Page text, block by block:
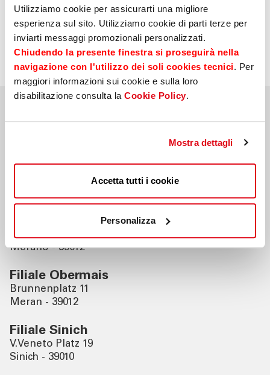
Utilizziamo cookie per assicurarti una migliore
esperienza sul sito. Utilizziamo cookie di parti terze per
inviarti messaggi promozionali personalizzati.
Chiudendo la presente finestra si proseguirà nella
navigazione con l'utilizzo dei soli cookies tecnici. Per
maggiori informazioni sui cookie e sulla loro
disabilitazione consulta la Cookie Policy.
Mostra dettagli
Accetta tutti i cookie
Personalizza
Information:
Beratung nach Termin bis 18:30 (Fr
16:00). SB. 24h
Nahegelegene Filialen
Filiale Meran
Freiheitsstrasse 122
Filiale Ospedale Merano
Via Rossini, 5
Merano - 39012
Filiale Obermais
Brunnenplatz 11
Meran - 39012
Filiale Sinich
V.Veneto Platz 19
Sinich - 39010